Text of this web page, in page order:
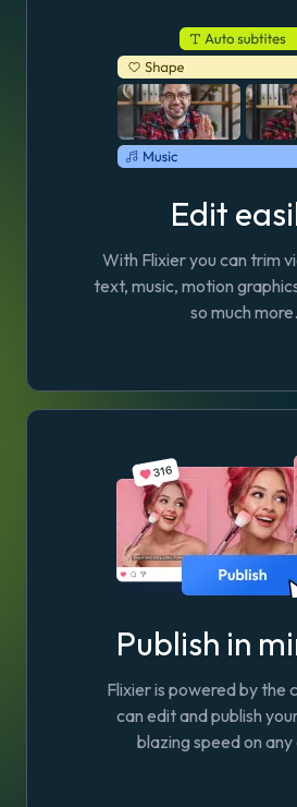
Edit
With Flixier you can trim
text, music, motion
so much more.
Publish in
Flixier is powered by the
can edit and publish
blazing speed on